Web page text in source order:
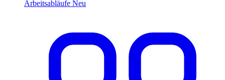
Arbeitsabläufe Neu